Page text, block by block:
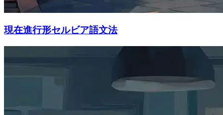
現在進行形セルビア語文法